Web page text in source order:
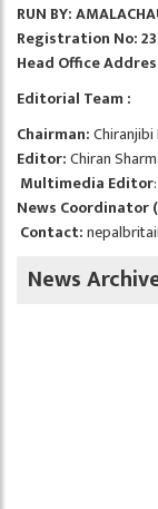
RUN BY:
Registration No:
Head Office
Editorial Team :
Chairman:Chiranjibi
Editor:Chiran
Multimedia Editor
News Coordinator
Contact:
News